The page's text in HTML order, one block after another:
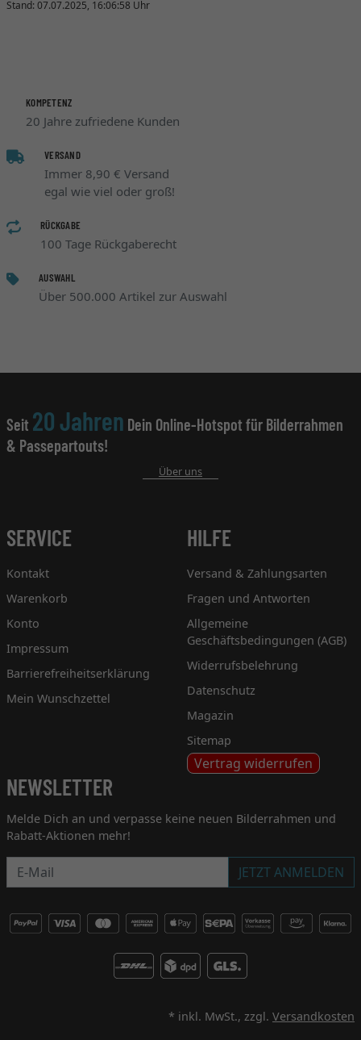
Stand: 07.07.2025, 16:06:58 Uhr
KOMPETENZ
20 Jahre zufriedene Kunden
VERSAND
Immer 8,90 € Versand
egal wie viel oder groß!
RÜCKGABE
100 Tage Rückgaberecht
AUSWAHL
Über 500.000 Artikel zur Auswahl
Seit 20 Jahren Dein Online-Hotspot für Bilderrahmen
& Passepartouts!
Über uns
SERVICE
Kontakt
Warenkorb
Konto
Impressum
Barrierefreiheitserklärung
Mein Wunschzettel
HILFE
Versand & Zahlungsarten
Fragen und Antworten
Allgemeine
Geschäftsbedingungen (AGB)
Widerrufsbelehrung
Datenschutz
Magazin
Sitemap
Vertrag widerrufen
NEWSLETTER
Melde Dich an und verpasse keine neuen Bilderrahmen und
Rabatt-Aktionen mehr!
Newsletter
JETZT ANMELDEN
* inkl. MwSt., zzgl. Versandkosten